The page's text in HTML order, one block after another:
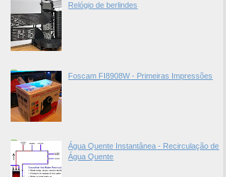
Relógio de berlindes
Foscam FI8908W - Primeiras Impressões
Água Quente Instantânea - Recirculação de
Água Quente